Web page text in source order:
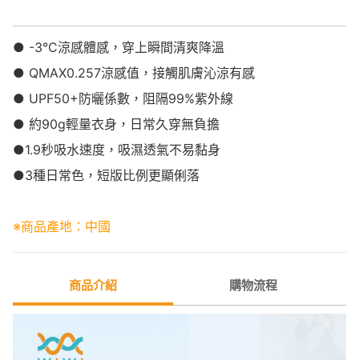
● -3°C涼感體感，穿上瞬間清爽降溫
● QMAX0.257涼感值，接觸肌膚沁涼有感
● UPF50+防曬係數，阻隔99%紫外線
● 約90g輕量衣身，日常久穿無負擔
●1.9秒吸水速度，吸濕透氣不易黏身
●3種日常色，短版比例更顯俐落
※商品產地：中國
商品介紹 購物流程